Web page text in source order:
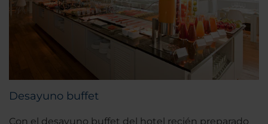
Desayuno buffet
Con el desayuno buffet del hotel recién preparado